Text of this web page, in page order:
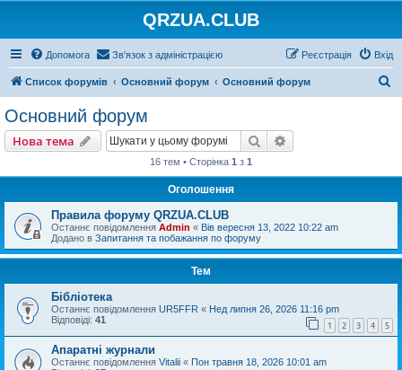
QRZUA.CLUB
Допомога Зв'язок з адміністрацією Вхід
Реєстрація
Список форумів Основний форум Основний форум
Основний форум
Нова тема Пошук
16 тем • Сторінка 1 з 1
Оголошення
Правила форуму QRZUA.CLUB
Останнє повідомлення Admin « Вів вересня 13, 2022 10:22 am
Додано в Запитання та побажання по форуму
Тем
Бібліотека
Останнє повідомлення UR5FFR « Нед липня 26, 2026 11:16 pm
Відповіді: 41 1 2 3 4 5
Апаратні журнали
Останнє повідомлення Vitalii « Пон травня 18, 2026 10:01 am